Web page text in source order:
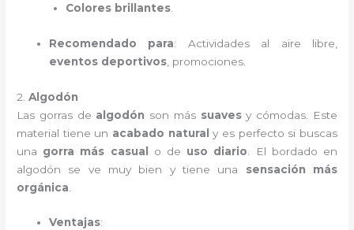
Colores brillantes.
Recomendado para: Actividades al aire libre,
eventos deportivos , promociones.
2.Algodón
Las gorras de algodón son más suavesy cómodas. Este
material tiene un acabado natural y es perfecto si buscas
una gorra más casual o de uso diario . El bordado en
algodón se ve muy bien y tiene una sensación más
orgánica
Ventajas: